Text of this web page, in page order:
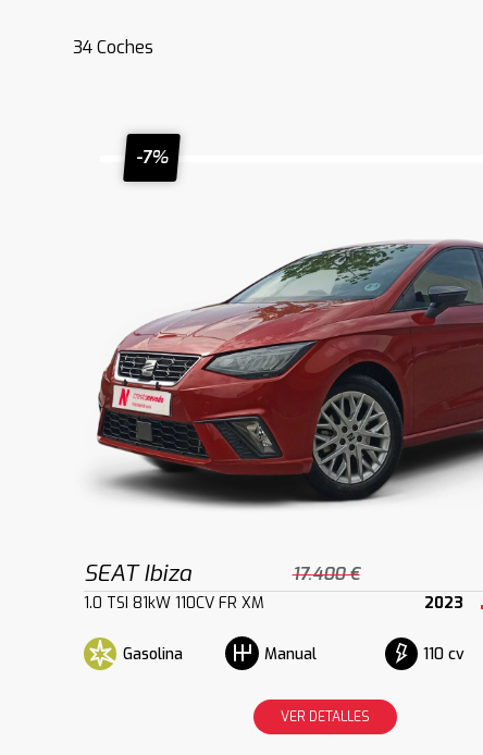
34Coches
-7%
SEAT Ibiza 17.400 €
1.0 TSI 81kW 110CV FR XM 2023
Gasolina Manual 110 cv
VER DETALLES